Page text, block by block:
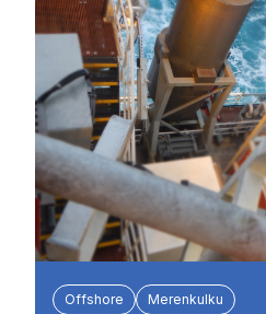
Offshore Merenkulku